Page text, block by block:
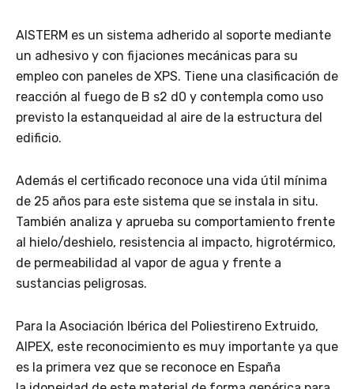
AISTERM es un sistema adherido al soporte mediante
un adhesivo y con fijaciones mecánicas para su
empleo con paneles de XPS. Tiene una clasificación de
reacción al fuego de B s2 d0 y contempla como uso
previsto la estanqueidad al aire de la estructura del
edificio.
Además el certificado reconoce una vida útil mínima
de 25 años para este sistema que se instala in situ.
También analiza y aprueba su comportamiento frente
al hielo/deshielo, resistencia al impacto, higrotérmico,
de permeabilidad al vapor de agua y frente a
sustancias peligrosas.
Para la Asociación Ibérica del Poliestireno Extruido,
AIPEX, este reconocimiento es muy importante ya que
es la primera vez que se reconoce en España